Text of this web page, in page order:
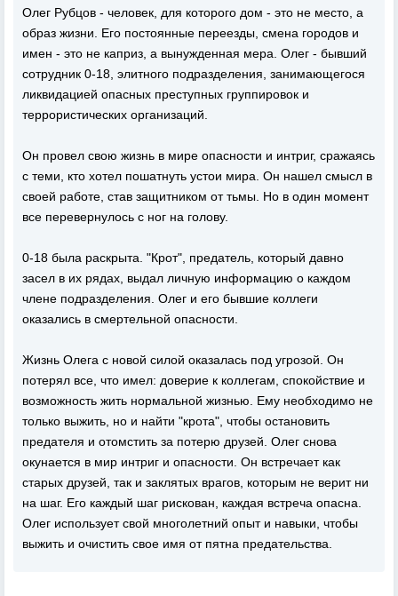
Олег Рубцов - человек, для которого дом - это не место, а
образ жизни. Его постоянные переезды, смена городов и
имен - это не каприз, а вынужденная мера. Олег - бывший
сотрудник 0-18, элитного подразделения, занимающегося
ликвидацией опасных преступных группировок и
террористических организаций.
Он провел свою жизнь в мире опасности и интриг, сражаясь
с теми, кто хотел пошатнуть устои мира. Он нашел смысл в
своей работе, став защитником от тьмы. Но в один момент
все перевернулось с ног на голову.
0-18 была раскрыта. "Крот", предатель, который давно
засел в их рядах, выдал личную информацию о каждом
члене подразделения. Олег и его бывшие коллеги
оказались в смертельной опасности.
Жизнь Олега с новой силой оказалась под угрозой. Он
потерял все, что имел: доверие к коллегам, спокойствие и
возможность жить нормальной жизнью. Ему необходимо не
только выжить, но и найти "крота", чтобы остановить
предателя и отомстить за потерю друзей. Олег снова
окунается в мир интриг и опасности. Он встречает как
старых друзей, так и заклятых врагов, которым не верит ни
на шаг. Его каждый шаг рискован, каждая встреча опасна.
Олег использует свой многолетний опыт и навыки, чтобы
выжить и очистить свое имя от пятна предательства.